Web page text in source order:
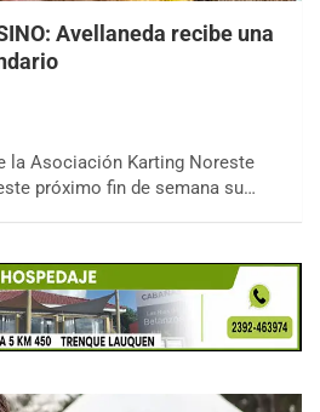
Avellaneda recibe una
la Asociación Karting Noreste
próximo fin de semana su…